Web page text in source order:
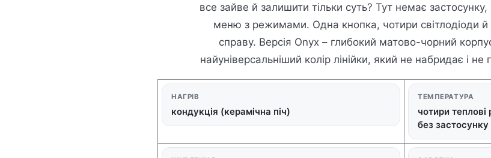
все зайве й залишити тільки суть? Тут немає
меню з режимами. Одна кнопка, чотири світлодіоди й
справу. Версія Onyx – глибокий матово-чорний
найуніверсальніший колір лінійки, який не набридає і не
НАГРІВ
кондукція (керамічна піч)
ТЕМПЕРАТУРА
чотири
без застосунку